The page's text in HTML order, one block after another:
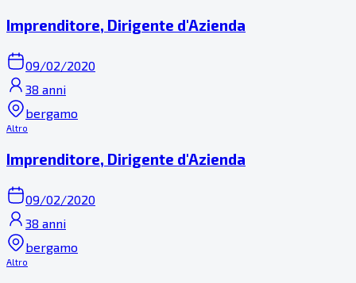
Imprenditore, Dirigente d'Azienda
09/02/2020
38 anni
bergamo
Altro
Imprenditore, Dirigente d'Azienda
09/02/2020
38 anni
bergamo
Altro